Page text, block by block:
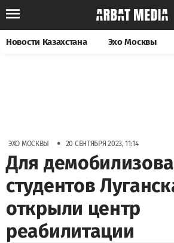
Новости Казахстана Эхо Москвы
ЭХО МОСКВЫ • 20 СЕНТЯБРЯ 2023, 11:14
Для
студентов
открыли центр
реабилитации